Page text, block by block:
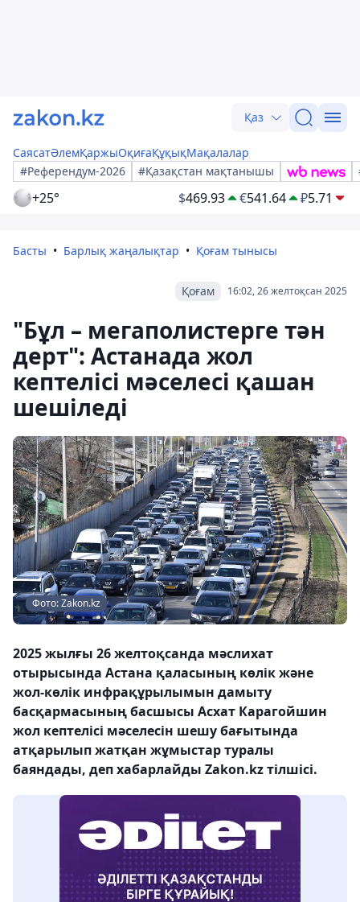
Қаз
СаясатӘлемҚаржыОқиғаҚұқықМақалалар
#Референдум-2026
#Қазақстан мақтанышы
+25° $469.93 €541.64 ₽5.71
Басты Барлық жаңалықтар Қоғам тынысы
16:02, 26 желтоқсан 2025
Қоғам
"Бұл – мегаполистерге тән
дерт": Астанада жол
кептелісі мәселесі қашан
шешіледі
Фото: Zakon.kz
2025 жылғы 26 желтоқсанда мәслихат
отырысында Астана қаласының көлік және
жол-көлік инфрақұрылымын дамыту
басқармасының басшысы Асхат Карагойшин
жол кептелісі мәселесін шешу бағытында
атқарылып жатқан жұмыстар туралы
баяндады, деп хабарлайды Zakon.kz тілшісі.